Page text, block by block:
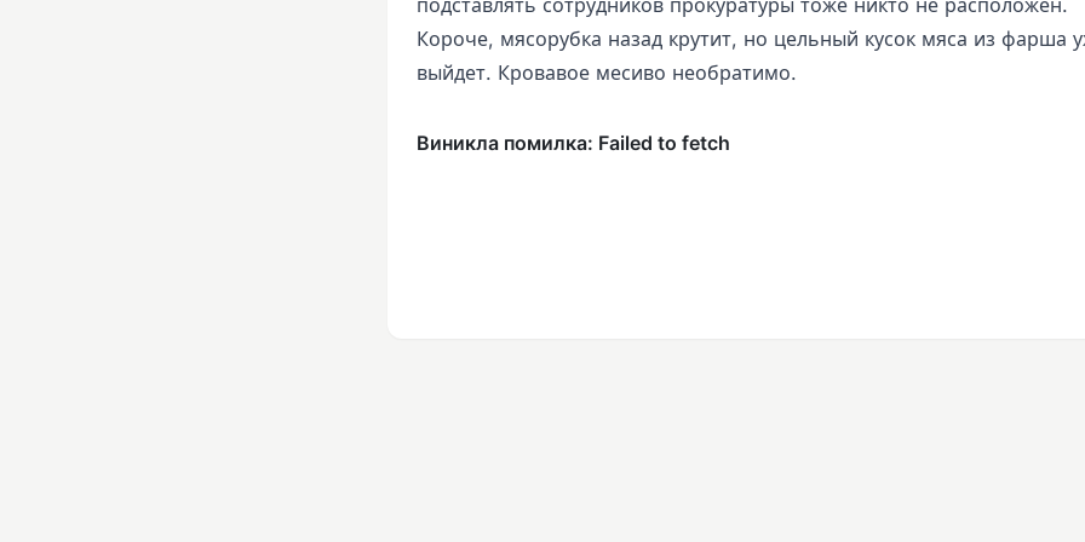
подставлять сотрудников прокуратуры тоже никто не расположен.
Короче, мясорубка назад крутит, но цельный кусок мяса из фарша
выйдет. Кровавое месиво необратимо.